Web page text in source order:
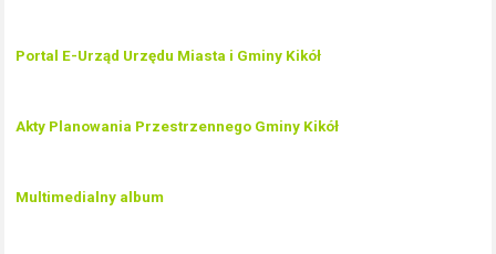
Portal E-Urząd Urzędu Miasta i Gminy Kikół
Akty Planowania Przestrzennego Gminy Kikół
Multimedialny album